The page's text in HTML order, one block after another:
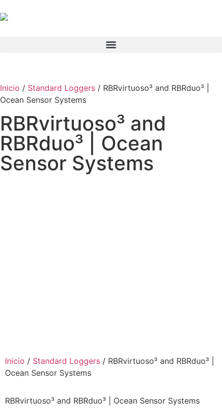
Inicio / Standard Loggers / RBRvirtuoso³ and RBRduo³ |
Ocean Sensor Systems
RBRvirtuoso³ and
RBRduo³ | Ocean
Sensor Systems
Inicio / Standard Loggers / RBRvirtuoso³ and RBRduo³ |
Ocean Sensor Systems
RBRvirtuoso³ and RBRduo³ | Ocean Sensor Systems